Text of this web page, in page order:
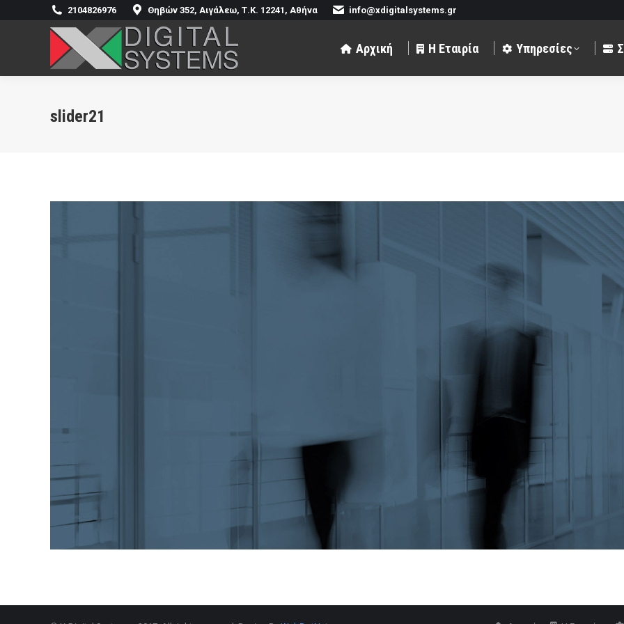
2104826976 Θηβών 352, Αιγάλεω, Τ.Κ. 12241, Αθήνα info@xdigitalsystems.gr
Αρχική Η Εταιρία Υπηρεσίες
slider21
Αρχική Η Εταιρία Υπηρεσίες Συστήματα